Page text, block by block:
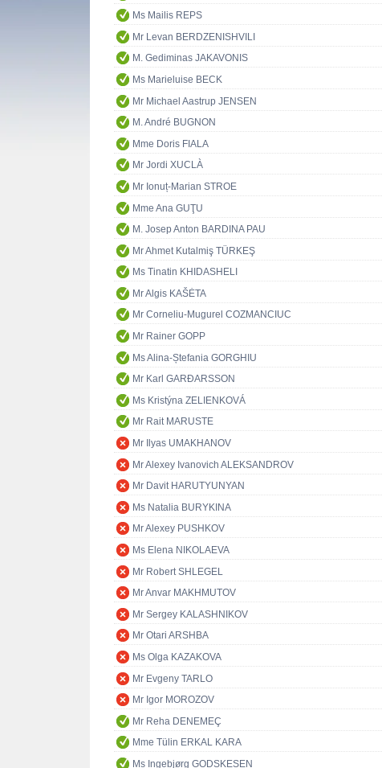
Ms Mailis REPS
Mr Levan BERDZENISHVILI
M. Gediminas JAKAVONIS
Ms Marieluise BECK
Mr Michael Aastrup JENSEN
M. André BUGNON
Mme Doris FIALA
Mr Jordi XUCLÀ
Mr Ionuț-Marian STROE
Mme Ana GUŢU
M. Josep Anton BARDINA PAU
Mr Ahmet Kutalmiş TÜRKEŞ
Ms Tinatin KHIDASHELI
Mr Algis KAŠĖTA
Mr Corneliu-Mugurel COZMANCIUC
Mr Rainer GOPP
Ms Alina-Ștefania GORGHIU
Mr Karl GARÐARSSON
Ms Kristýna ZELIENKOVÁ
Mr Rait MARUSTE
Mr Ilyas UMAKHANOV
Mr Alexey Ivanovich ALEKSANDROV
Mr Davit HARUTYUNYAN
Ms Natalia BURYKINA
Mr Alexey PUSHKOV
Ms Elena NIKOLAEVA
Mr Robert SHLEGEL
Mr Anvar MAKHMUTOV
Mr Sergey KALASHNIKOV
Mr Otari ARSHBA
Ms Olga KAZAKOVA
Mr Evgeny TARLO
Mr Igor MOROZOV
Mr Reha DENEMEÇ
Mme Tülin ERKAL KARA
Ms Ingebjørg GODSKESEN